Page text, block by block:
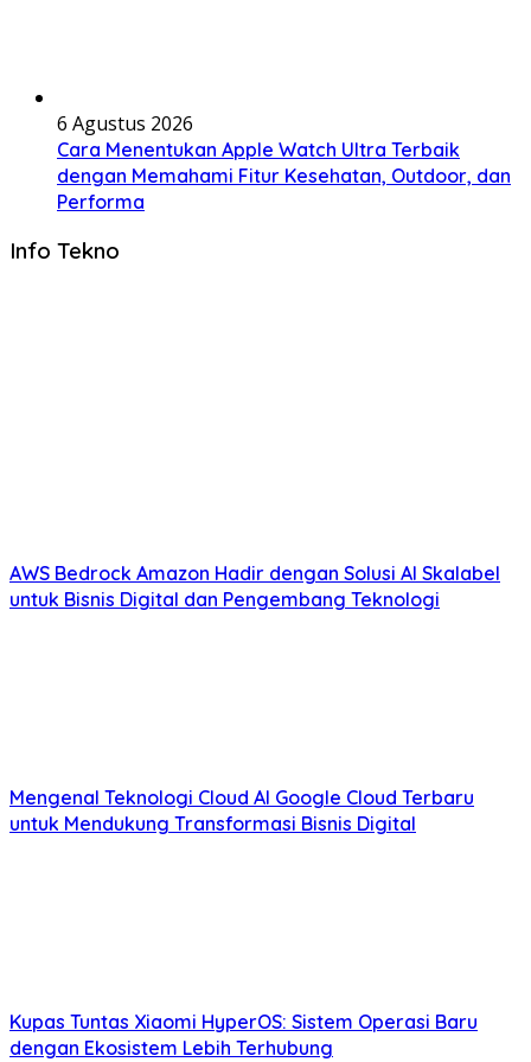
6 Agustus 2026
Cara Menentukan Apple Watch Ultra Terbaik
dengan Memahami Fitur Kesehatan, Outdoor, dan
Performa
Info Tekno
AWS Bedrock Amazon Hadir dengan Solusi AI Skalabel
untuk Bisnis Digital dan Pengembang Teknologi
Mengenal Teknologi Cloud AI Google Cloud Terbaru
untuk Mendukung Transformasi Bisnis Digital
Kupas Tuntas Xiaomi HyperOS: Sistem Operasi Baru
dengan Ekosistem Lebih Terhubung